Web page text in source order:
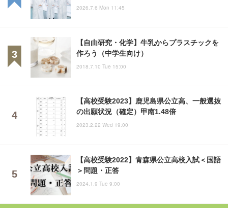
2026.7.6 Mon 11:45
【自由研究・化学】牛乳からプラスチックを
作ろう（中学生向け）
2018.7.10 Tue 15:00
【高校受験2023】鹿児島県公立高、一般選抜
の出願状況（確定）甲南1.48倍
2023.2.22 Wed 19:00
【高校受験2022】青森県公立高校入試＜国語
＞問題・正答
2024.1.9 Tue 9:00